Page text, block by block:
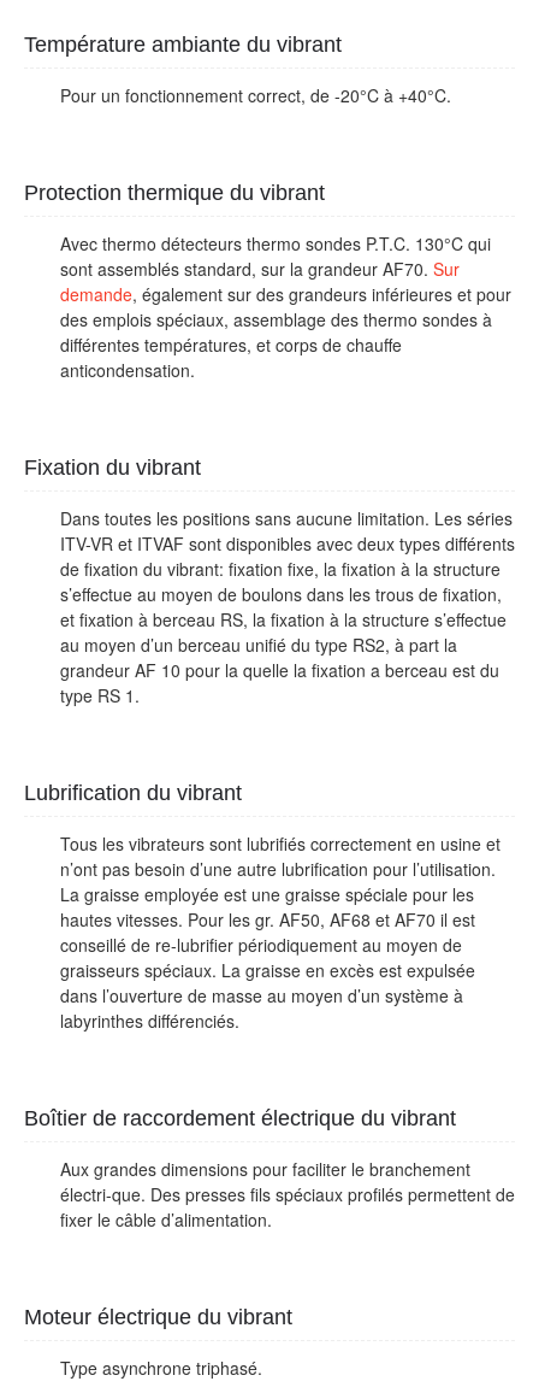
Température ambiante du vibrant
Pour un fonctionnement correct, de -20°C à +40°C.
Protection thermique du vibrant
Avec thermo détecteurs thermo sondes P.T.C. 130°C qui
sont assemblés standard, sur la grandeur AF70. Sur
demande, également sur des grandeurs inférieures et pour
des emplois spéciaux, assemblage des thermo sondes à
différentes températures, et corps de chauffe
anticondensation.
Fixation du vibrant
Dans toutes les positions sans aucune limitation. Les séries
ITV-VR et ITVAF sont disponibles avec deux types différents
de fixation du vibrant: fixation fixe, la fixation à la structure
s’effectue au moyen de boulons dans les trous de fixation,
et fixation à berceau RS, la fixation à la structure s’effectue
au moyen d’un berceau unifié du type RS2, à part la
grandeur AF 10 pour la quelle la fixation a berceau est du
type RS 1.
Lubrification du vibrant
Tous les vibrateurs sont lubrifiés correctement en usine et
n’ont pas besoin d’une autre lubrification pour l’utilisation.
La graisse employée est une graisse spéciale pour les
hautes vitesses. Pour les gr. AF50, AF68 et AF70 il est
conseillé de re-lubrifier périodiquement au moyen de
graisseurs spéciaux. La graisse en excès est expulsée
dans l’ouverture de masse au moyen d’un système à
labyrinthes différenciés.
Boîtier de raccordement électrique du vibrant
Aux grandes dimensions pour faciliter le branchement
électri-que. Des presses fils spéciaux profilés permettent de
fixer le câble d’alimentation.
Moteur électrique du vibrant
Type asynchrone triphasé.